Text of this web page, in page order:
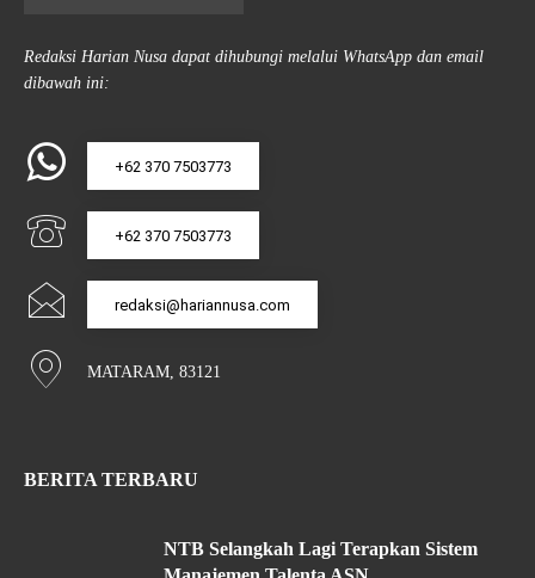
Redaksi Harian Nusa dapat dihubungi melalui WhatsApp dan email
dibawah ini:
+62 370 7503773
+62 370 7503773
redaksi@hariannusa.com
MATARAM, 83121
BERITA TERBARU
NTB Selangkah Lagi Terapkan Sistem